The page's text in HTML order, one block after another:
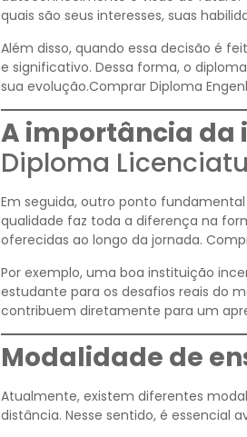
quais são seus interesses, suas
Além disso, quando essa decisão é
e significativo. Dessa forma, o
sua evolução.Comprar Diploma
A importância da
Diploma
Em seguida, outro ponto
qualidade faz toda a diferença na
oferecidas ao longo da jornada.
Por exemplo, uma boa instituição
estudante para os desafios reais do
contribuem diretamente para um
Modalidade de
Atualmente, existem diferentes
distância. Nesse sentido, é essencial